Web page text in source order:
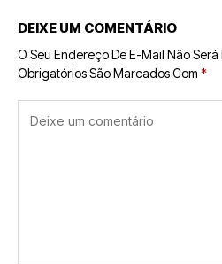
DEIXE UM COMENTÁRIO
O Seu Endereço De E-Mail Não
Obrigatórios São Marcados Com *